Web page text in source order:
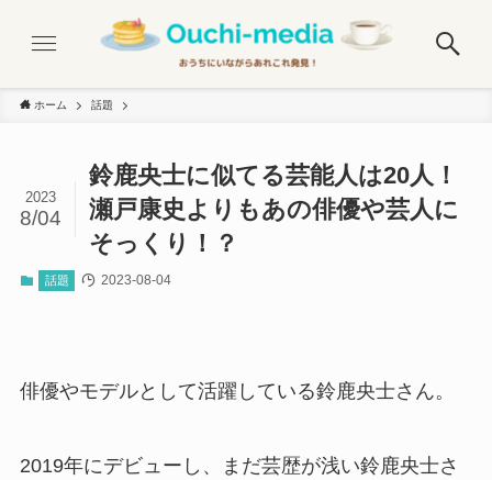
ホーム 話題
鈴鹿央士に似てる芸能人は20人！
瀬戸康史よりもあの俳優や芸人に
そっくり！？
2023
8/04
話題 2023-08-04
俳優やモデルとして活躍している鈴鹿央士さん。
2019年にデビューし、まだ芸歴が浅い鈴鹿央士さ